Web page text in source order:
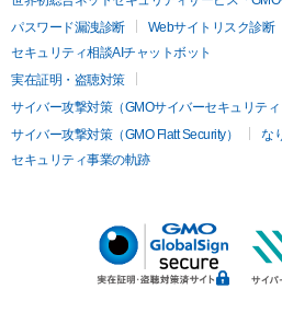
パスワード漏洩診断
Webサイトリスク診断
セキュリティ相談AIチャットボット
実在証明・盗聴対策
サイバー攻撃対策（GMOサイバーセキュリティ
サイバー攻撃対策（GMO Flatt Security）
な
セキュリティ事業の軌跡